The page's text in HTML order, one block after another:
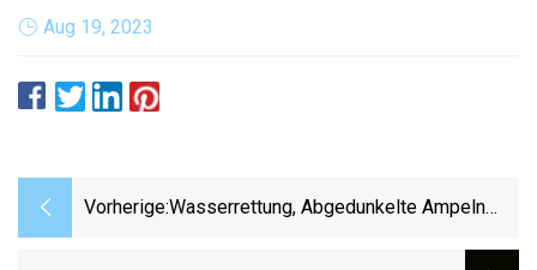
Aug 19, 2023
Vorherige:Wasserrettung, Abgedunkelte Ampeln